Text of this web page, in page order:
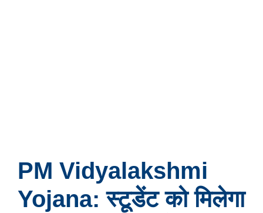
PM Vidyalakshmi
Yojana: स्टूडेंट को मिलेगा